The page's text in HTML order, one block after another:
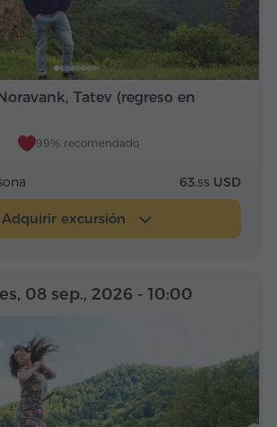
Tatev (regreso en
99% recomendado
63.55 USD
Adquirir excursión
08 sep., 2026 - 10:00